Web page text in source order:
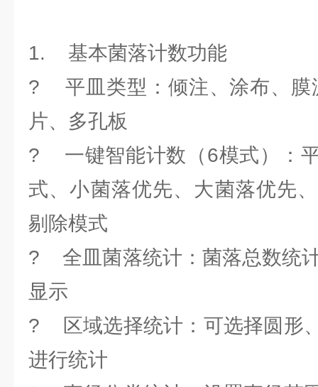
1. 基本菌落计数功能
? 平皿类型：倾注、涂布、膜
片、多孔板
? 一键智能计数（6模式）：
式、小菌落优先、大菌落优先
剔除模式
? 全皿菌落统计：菌落总数统
显示
? 区域选择统计：可选择圆形
进行统计